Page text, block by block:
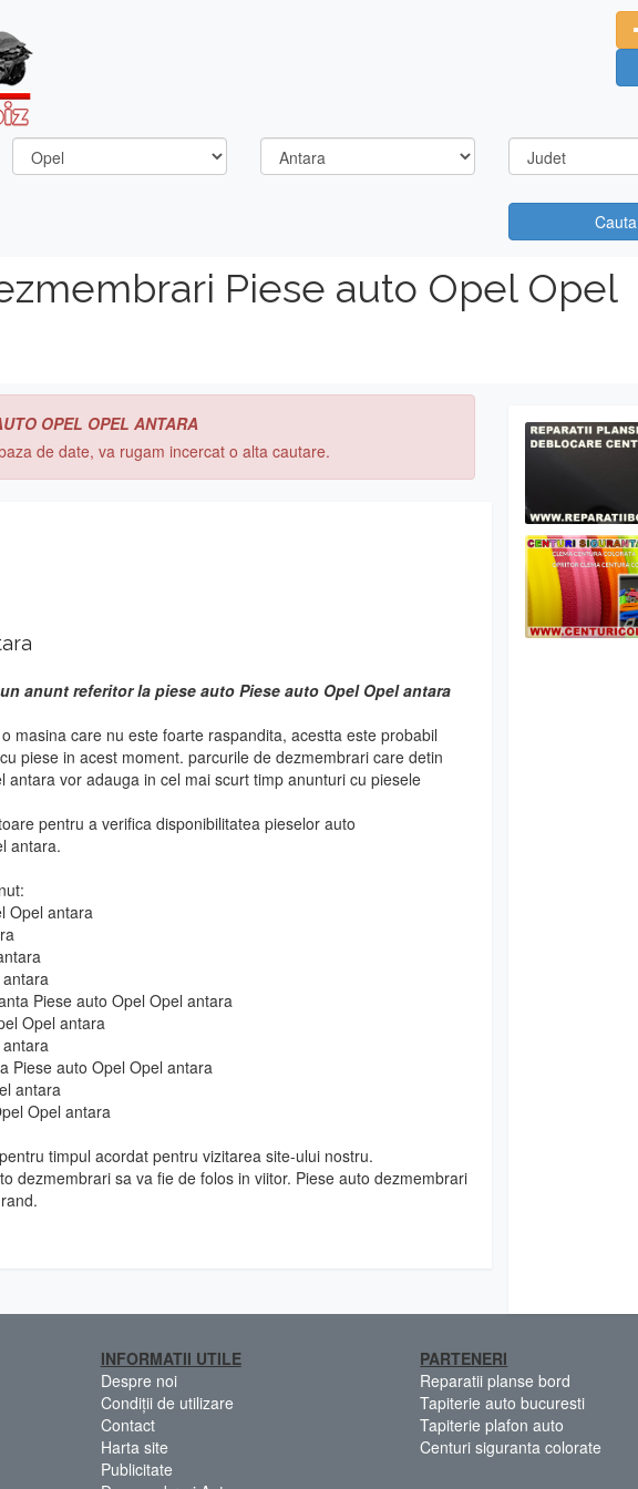
Cauta
Piese auto Opel Opel
OPEL OPEL ANTARA
de date, va rugam incercat o alta cautare.
anunt referitor la piese auto Piese auto Opel Opel antara
masina care nu este foarte raspandita, acestta este probabil
piese in acest moment. parcurile de dezmembrari care detin
antara vor adauga in cel mai scurt timp anunturi cu piesele
pentru a verifica disponibilitatea pieselor auto
antara.
Opel antara
Piese auto Opel Opel antara
Opel antara
Piese auto Opel Opel antara
antara
Opel antara
timpul acordat pentru vizitarea site-ului nostru.
dezmembrari sa va fie de folos in viitor. Piese auto dezmembrari
INFORMATII UTILE
Despre noi
Condiții de utilizare
Contact
Harta site
Publicitate
PARTENERI
Reparatii planse bord
Tapiterie auto bucuresti
Tapiterie plafon auto
Centuri siguranta colorate